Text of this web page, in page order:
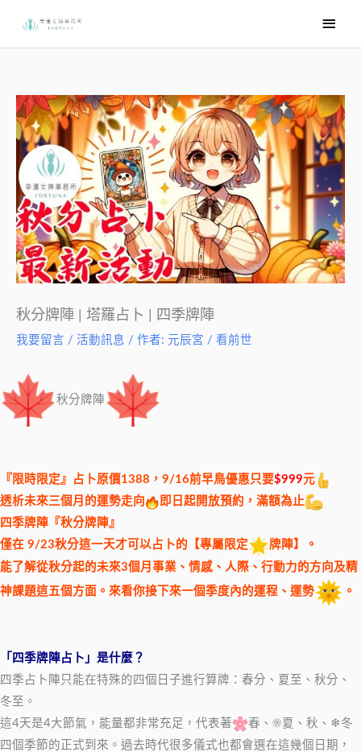
要
單
秋分牌陣 | 塔羅占卜 | 四季牌陣
我要留言 / 活動訊息 / 作者: 元辰宮 / 看前世
秋分牌陣
『限時限定』占卜原價1388，9/16前早鳥優惠只要$999元
透析未來三個月的運勢走向
即日起開放預約，滿額為止
四季牌陣『秋分牌陣』
僅在 9/23秋分這一天才可以占卜的【專屬限定
牌陣】。
能了解從秋分起的未來3個月事業、情感、人際、行動力的方向及精
神課題這五個方面。來看你接下來一個季度內的運程、運勢 。
「四季牌陣占卜」是什麼？
四季占卜陣只能在特殊的四個日子進行算牌：春分、夏至、秋分、
冬至。
這4天是4大節氣，能量都非常充足，代表著
春、☀夏、秋、❄冬
四個季節的正式到來。過去時代很多儀式也都會選在這幾個日期，